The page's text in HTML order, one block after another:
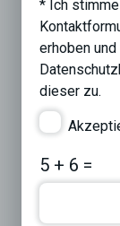
* Ich
erhoben
dieser zu.
5 + 6 =